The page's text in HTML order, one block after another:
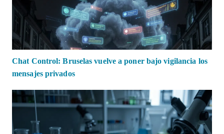
Chat Control: Bruselas vuelve a poner bajo vigilancia los
mensajes privados